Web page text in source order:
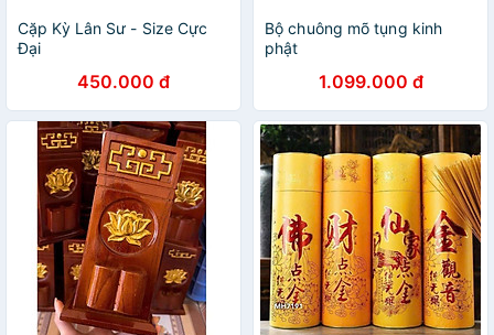
Cặp Kỳ Lân Sư - Size Cực
Đại
450.000 đ
Bộ chuông mõ tụng kinh
phật
1.099.000 đ